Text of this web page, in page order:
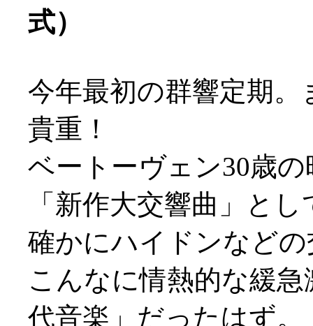
式）
今年最初の群響定期
貴重！
ベートーヴェン30歳
「新作大交響曲」と
確かにハイドンなど
こんなに情熱的な緩
代音楽」だったはず。